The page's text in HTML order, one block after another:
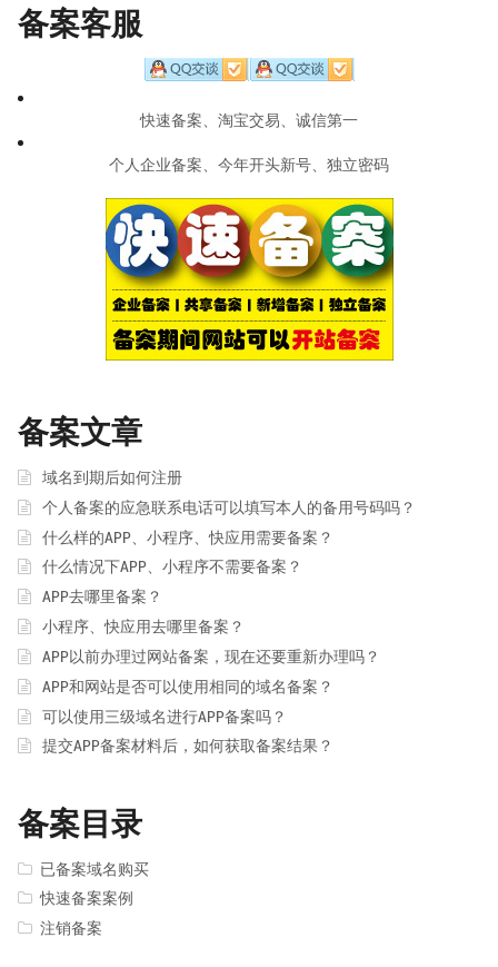
备案客服
快速备案、淘宝交易、诚信第一
个人企业备案、今年开头新号、独立密码
备案文章
域名到期后如何注册
个人备案的应急联系电话可以填写本人的备用号码吗？
什么样的APP、小程序、快应用需要备案？
什么情况下APP、小程序不需要备案？
APP去哪里备案？
小程序、快应用去哪里备案？
APP以前办理过网站备案，现在还要重新办理吗？
APP和网站是否可以使用相同的域名备案？
可以使用三级域名进行APP备案吗？
提交APP备案材料后，如何获取备案结果？
备案目录
已备案域名购买
快速备案案例
注销备案